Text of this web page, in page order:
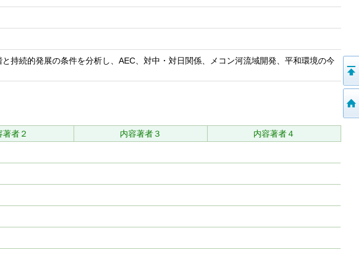
持続的発展の条件を分析し、AEC、対中・対日関係、メコン河流域開発、平和環境の今
著者２ 内容著者３
内容著者４